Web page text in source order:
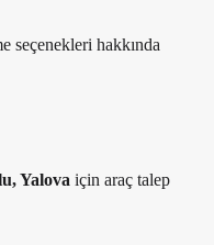
seçenekleri hakkında
Yalova için araç talep